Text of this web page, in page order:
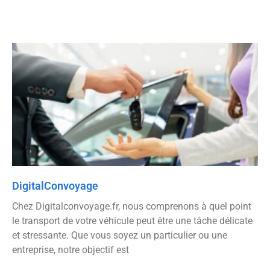
DigitalConvoyage
Chez Digitalconvoyage.fr, nous comprenons à quel point
le transport de votre véhicule peut être une tâche délicate
et stressante. Que vous soyez un particulier ou une
entreprise, notre objectif est